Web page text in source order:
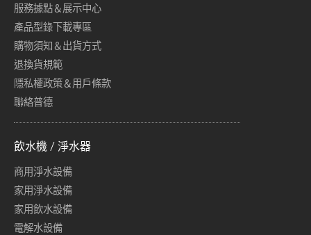
服務據點＆展示中心
產品型錄下載專區
購物須知＆出貨方式
退換貨規範
隱私權政策＆用戶條款
聯絡普德
飲水機 / 淨水器
商用淨水設備
家用淨水設備
家用飲水設備
電解水設備